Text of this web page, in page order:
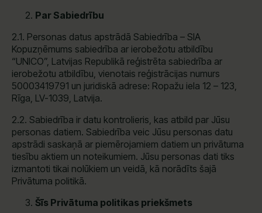
Par Sabiedrību
2.1. Personas datus apstrādā Sabiedrība – SIA
Kopuzņēmums sabiedrība ar ierobežotu atbildību
“UNICO”, Latvijas Republikā reģistrēta sabiedrība ar
ierobežotu atbildību, vienotais reģistrācijas numurs
50003419791 un juridiskā adrese: Ropažu iela 12 – 123,
Rīga, LV-1039, Latvija.
2.2. Sabiedrība ir datu kontrolieris, kas atbild par Jūsu
personas datiem. Sabiedrība veic Jūsu personas datu
apstrādi saskaņā ar piemērojamiem datiem un privātuma
tiesību aktiem un noteikumiem. Jūsu personas dati tiks
izmantoti tikai nolūkiem un veidā, kā norādīts šajā
Privātuma politikā.
Šīs Privātuma politikas priekšmets